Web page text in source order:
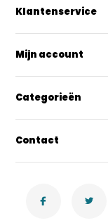
Klantenservice
Mijn account
Categorieën
Contact